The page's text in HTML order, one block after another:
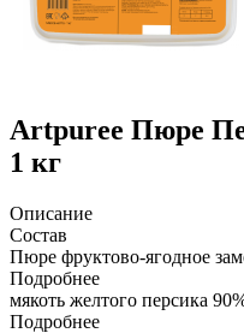
Artpuree Пюре
1 кг
Описание
Состав
Пюре фруктово-ягодное
Подробнее
мякоть желтого персика
Подробнее